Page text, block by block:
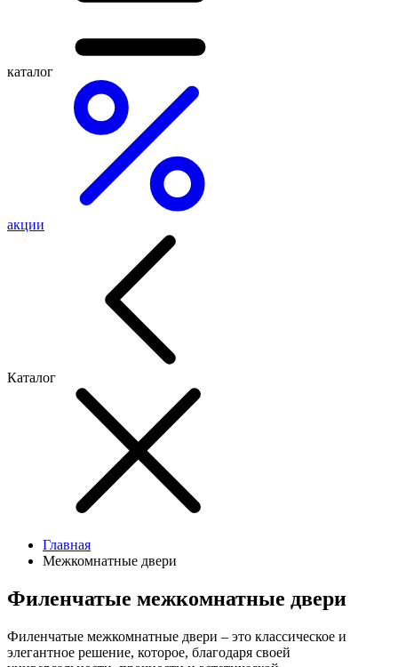
каталог
акции
Каталог
Главная
Межкомнатные двери
Филенчатые межкомнатные двери
Филенчатые межкомнатные двери – это классическое и
элегантное решение, которое, благодаря своей